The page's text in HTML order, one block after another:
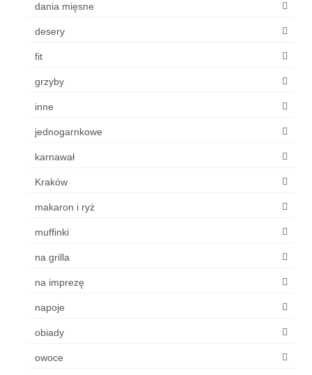
dania mięsne
desery
fit
grzyby
inne
jednogarnkowe
karnawał
Kraków
makaron i ryż
muffinki
na grilla
na imprezę
napoje
obiady
owoce